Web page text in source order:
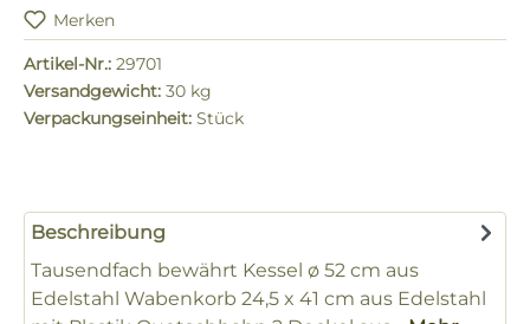
Merken
Artikel-Nr.: 29701
Versandgewicht: 30 kg
Verpackungseinheit: Stück
Beschreibung
Tausendfach bewährt Kessel ø 52 cm aus
Edelstahl Wabenkorb 24,5 x 41 cm aus Edelstahl